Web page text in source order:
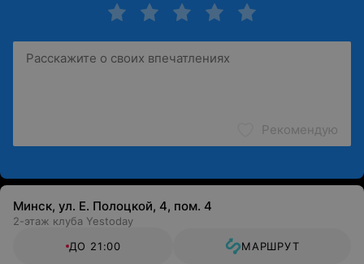
Рекомендую
Минск, ул. Е. Полоцкой, 4, пом. 4
2-этаж клуба Yestoday
ДО 21:00
МАРШРУТ